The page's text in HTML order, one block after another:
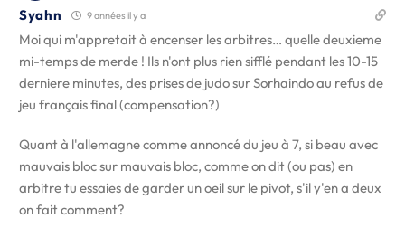
Syahn 9 années il y a
Moi qui m'appretait à encenser les arbitres… quelle deuxieme
mi-temps de merde ! Ils n'ont plus rien sifflé pendant les 10-15
derniere minutes, des prises de judo sur Sorhaindo au refus de
jeu français final (compensation?)
Quant à l'allemagne comme annoncé du jeu à 7, si beau avec
mauvais bloc sur mauvais bloc, comme on dit (ou pas) en
arbitre tu essaies de garder un oeil sur le pivot, s'il y'en a deux
on fait comment?